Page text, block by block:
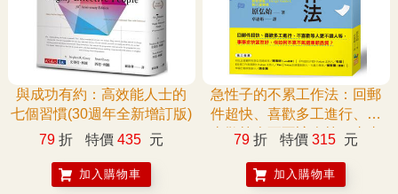
與成功有約：高效能人士的
七個習慣(30週年全新增訂版)
79 折 特價 435 元
加入購物車
急性子的不累工作法：回郵
件超快、喜歡多工進行、不
喜歡等人更不讓人等，事事
氣還兼顧品質？
79 折 特價 315 元
加入購物車